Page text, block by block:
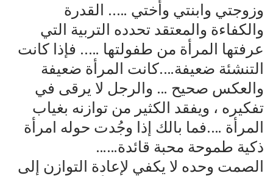
وزوجتي وابنتي وأختي ….. القدرة
والكفاءة والمعتقد تحدده التربية التي
عرفتها المرأة من طفولتها ….. فإذا كانت
التنشئة ضعيفة….كانت المرأة ضعيفة
والعكس صحيح … والرجل لا يرقى في
تفكيره ، ويفقد الكثير من توازنه بغياب
المرأة ….فما بالك إذا وجُدت حوله امرأة
ذكية طموحة محبة قائدة……
الصمت وحده لا يكفي لإعادة التوازن إلى